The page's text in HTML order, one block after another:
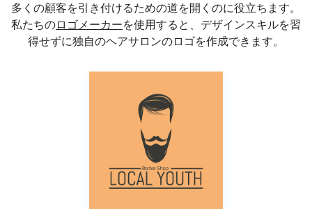
多くの顧客を引き付けるための道を開くのに役立ちます。
私たちのロゴメーカーを使用すると、デザインスキルを習
得せずに独自のヘアサロンのロゴを作成できます。